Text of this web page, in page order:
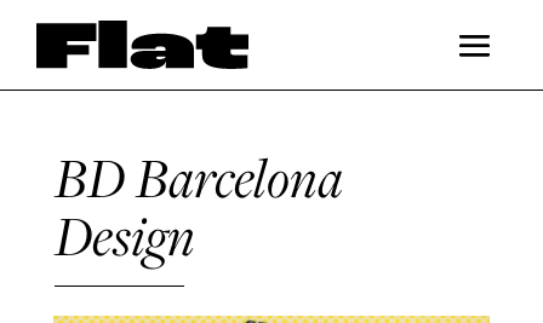
BD Barcelona
Design